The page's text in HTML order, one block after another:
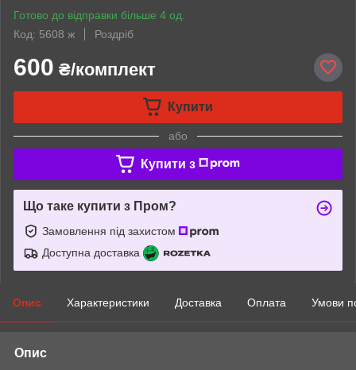
Готово до відправки більше 4 од.
Код: 5608 ж
Роздріб
600 ₴/комплект
Купити
або
Купити з
Що таке купити з Пром?
Замовлення під захистом
Доступна доставка
Опис Характеристики Доставка Оплата Умови
Опис